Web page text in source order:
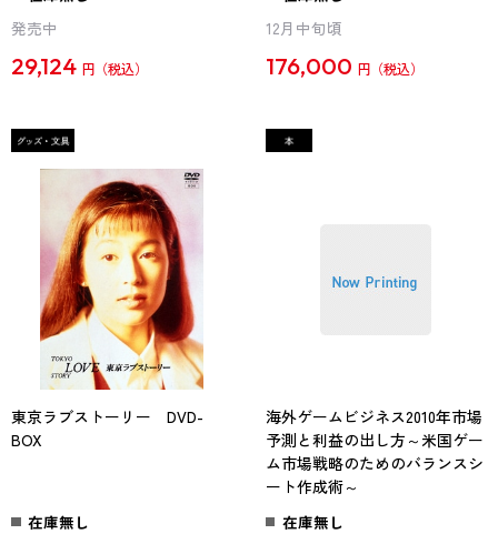
発売中
29,124 円
12月中旬頃
176,000 円
東京ラブストーリー DVD-
BOX
在庫無し
海外ゲームビジネス2010年市場
予測と利益の出し方～米国ゲー
ム市場戦略のためのバランスシ
ート作成術～
在庫無し